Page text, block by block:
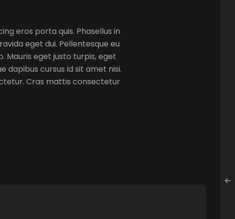
eros porta quis. Phasellus in
eget dui. Pellentesque eu
Mauris eget justo turpis, eget
dapibus cursus id sit amet nisi.
Cras mattis consectetur